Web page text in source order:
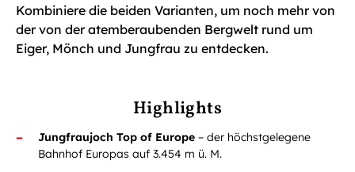
Kombiniere die beiden Varianten, um noch mehr von
der von der atemberaubenden Bergwelt rund um
Eiger, Mönch und Jungfrau zu entdecken.
Highlights
Jungfraujoch Top of Europe – der höchstgelegene
Bahnhof Europas auf 3.454 m ü. M.